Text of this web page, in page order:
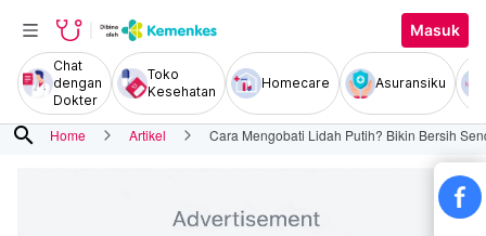
Masuk
Chat
dengan
Dokter
Toko
Kesehatan
Homecare Asuransiku
search Home Artikel Cara Mengobati Lidah Putih? Bikin Bersih